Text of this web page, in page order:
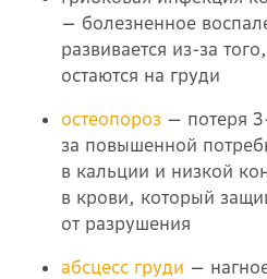
— болезненное
развивается из-за
остаются на груди
остеопороз — потеря
за повышенной
в кальции и низкой
в крови, который
от разрушения
абсцесс груди —